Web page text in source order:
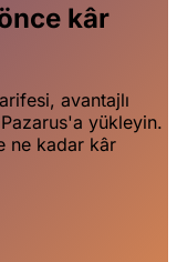
kâr
avantajlı
yükleyin.
ne kadar kâr